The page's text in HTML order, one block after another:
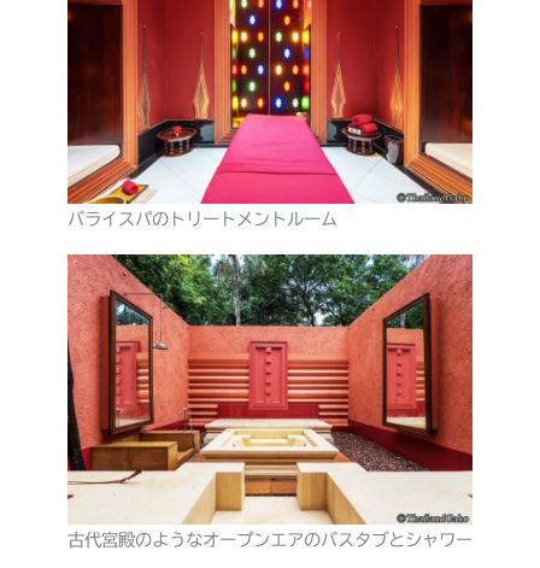
バライスパのトリートメントルーム
古代宮殿のようなオープンエアのバスタブとシャワー